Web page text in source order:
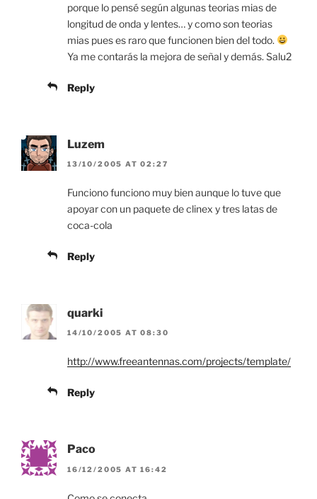
porque lo pensé según algunas teorias mias de
longitud de onda y lentes… y como son teorias
mias pues es raro que funcionen bien del todo.
Ya me contarás la mejora de señal y demás. Salu2
Reply
Luzem
13/10/2005 AT 02:27
Funciono funciono muy bien aunque lo tuve que
apoyar con un paquete de clinex y tres latas de
coca-cola
Reply
quarki
14/10/2005 AT 08:30
http://www.freeantennas.com/projects/template/
Reply
Paco
16/12/2005 AT 16:42